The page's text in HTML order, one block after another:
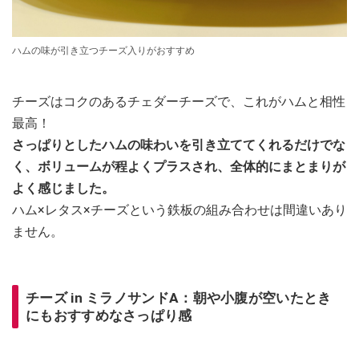
ハムの味が引き立つチーズ入りがおすすめ
チーズはコクのあるチェダーチーズで、これがハムと相性
最高！
さっぱりとしたハムの味わいを引き立ててくれるだけでな
く、ボリュームが程よくプラスされ、全体的にまとまりが
よく感じました。
ハム×レタス×チーズという鉄板の組み合わせは間違いあり
ません。
チーズ in ミラノサンドA：朝や小腹が空いたとき
にもおすすめなさっぱり感